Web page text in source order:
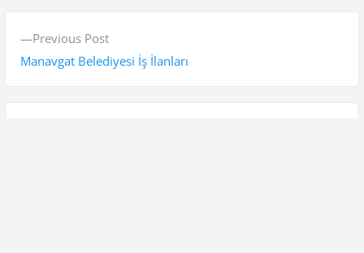
Previous PostP
r
Manavgat Belediyesi İş İlanları